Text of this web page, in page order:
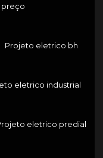
Projeto eletrico bh
eletrico industrial
eletrico predial